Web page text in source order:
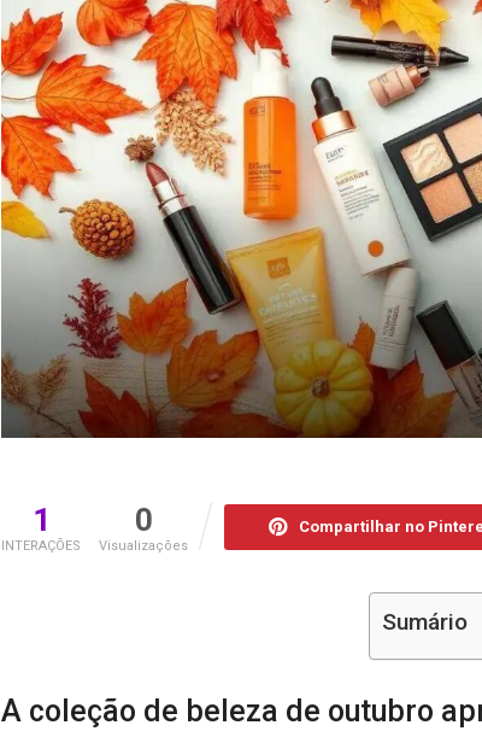
1
INTERAÇÕES
0
Visualizações
Compartilhar no
Sumário
A coleção de beleza de outubro